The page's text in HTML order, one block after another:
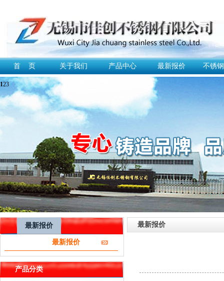
首 页 关于我们 产品中心 最新报价 不锈
123
最新报价
最新报价
产品分类
最新报价